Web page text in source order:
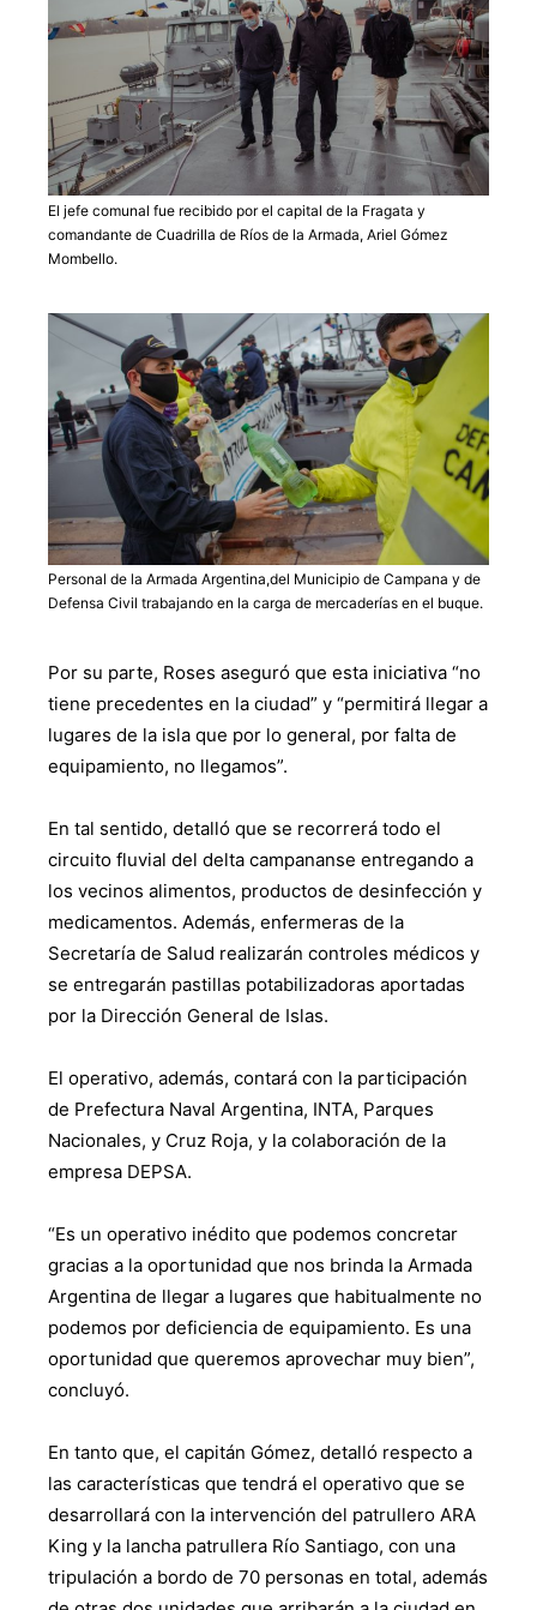
El jefe comunal fue recibido por el capital de la Fragata y
comandante de Cuadrilla de Ríos de la Armada, Ariel Gómez
Mombello.
Personal de la Armada Argentina,del Municipio de Campana y de
Defensa Civil trabajando en la carga de mercaderías en el buque.
Por su parte, Roses aseguró que esta iniciativa “no
tiene precedentes en la ciudad” y “permitirá llegar a
lugares de la isla que por lo general, por falta de
equipamiento, no llegamos”.
En tal sentido, detalló que se recorrerá todo el
circuito fluvial del delta campananse entregando a
los vecinos alimentos, productos de desinfección y
medicamentos. Además, enfermeras de la
Secretaría de Salud realizarán controles médicos y
se entregarán pastillas potabilizadoras aportadas
por la Dirección General de Islas.
El operativo, además, contará con la participación
de Prefectura Naval Argentina, INTA, Parques
Nacionales, y Cruz Roja, y la colaboración de la
empresa DEPSA.
“Es un operativo inédito que podemos concretar
gracias a la oportunidad que nos brinda la Armada
Argentina de llegar a lugares que habitualmente no
podemos por deficiencia de equipamiento. Es una
oportunidad que queremos aprovechar muy bien”,
concluyó.
En tanto que, el capitán Gómez, detalló respecto a
las características que tendrá el operativo que se
desarrollará con la intervención del patrullero ARA
King y la lancha patrullera Río Santiago, con una
tripulación a bordo de 70 personas en total, además